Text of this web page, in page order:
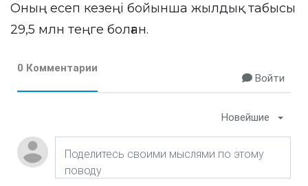
Оның есеп кезеңі бойынша жылдық табысы
29,5 млн теңге болған.
0 Комментарии
Войти
Новейшие